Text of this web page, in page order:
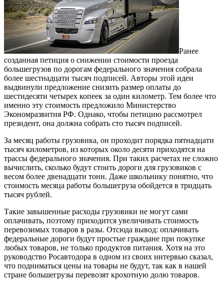
Ранее
созданная петиция о снижении стоимости проезда
большегрузов по дорогам федерального значения собрала
более шестнадцати тысяч подписей. Авторы этой идеи
выдвинули предложение снизить размер оплаты до
шестидесяти четырех копеек за один километр. Тем более что
именно эту стоимость предложило Министерство
Экономразвития РФ. Однако, чтобы петицию рассмотрел
президент, она должна собрать сто тысяч подписей.
За месяц работы грузовика, он проходит порядка пятнадцати
тысяч километров, из которых около десяти приходятся на
трассы федерального значения. При таких расчетах не сложно
вычислить, сколько будут стоить дороги для грузовиков с
весом более двенадцати тонн. Даже школьнику понятно, что
стоимость месяца работы большегруза обойдется в тридцать
тысяч рублей.
Такие завышенные расходы грузовики не могут сами
оплачивать, поэтому приходится увеличивать стоимость
перевозимых товаров в разы. Отсюда вывод: оплачивать
федеральные дороги будут простые граждане при покупке
любых товаров, не только продуктов питания. Хотя на это
руководство Росавтодора в одном из своих интервью сказал,
что подниматься цены на товары не будут, так как в нашей
стране большегрузы перевозят крохотную долю товаров.